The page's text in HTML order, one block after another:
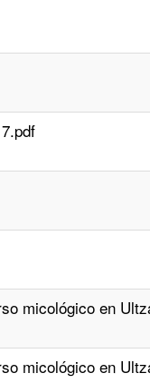
micológico en
micológico en